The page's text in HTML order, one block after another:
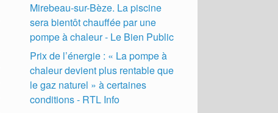
Mirebeau-sur-Bèze. La piscine
sera bientôt chauffée par une
pompe à chaleur - Le Bien Public
Prix de l’énergie : « La pompe à
chaleur devient plus rentable que
le gaz naturel » à certaines
conditions - RTL Info